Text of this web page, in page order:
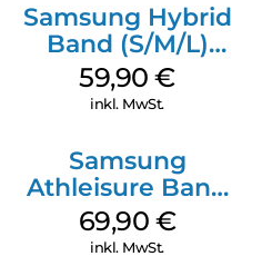
Samsung Hybrid
Band (S/M/L)
Galaxy
Watch8/Watch8
59,90€
inkl. MwSt.
Samsung
Athleisure Band
(S/M) Galaxy
Watch8/Watch8
69,90 €
inkl. MwSt.